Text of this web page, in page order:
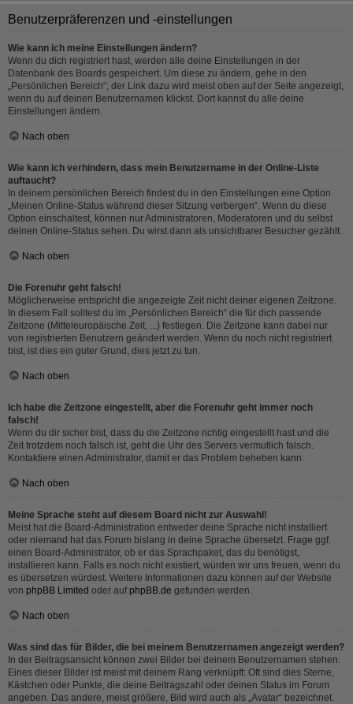
Benutzerpräferenzen und -einstellungen
Wie kann ich meine Einstellungen ändern?
Wenn du dich registriert hast, werden alle deine Einstellungen in der
Datenbank des Boards gespeichert. Um diese zu ändern, gehe in den
„Persönlichen Bereich“; der Link dazu wird meist oben auf der Seite angezeigt,
wenn du auf deinen Benutzernamen klickst. Dort kannst du alle deine
Einstellungen ändern.
Nach oben
Wie kann ich verhindern, dass mein Benutzername in der Online-Liste
auftaucht?
In deinem persönlichen Bereich findest du in den Einstellungen eine Option
„Meinen Online-Status während dieser Sitzung verbergen“. Wenn du diese
Option einschaltest, können nur Administratoren, Moderatoren und du selbst
deinen Online-Status sehen. Du wirst dann als unsichtbarer Besucher gezählt.
Nach oben
Die Forenuhr geht falsch!
Möglicherweise entspricht die angezeigte Zeit nicht deiner eigenen Zeitzone.
In diesem Fall solltest du im „Persönlichen Bereich“ die für dich passende
Zeitzone (Mitteleuropäische Zeit, ...) festlegen. Die Zeitzone kann dabei nur
von registrierten Benutzern geändert werden. Wenn du noch nicht registriert
bist, ist dies ein guter Grund, dies jetzt zu tun.
Nach oben
Ich habe die Zeitzone eingestellt, aber die Forenuhr geht immer noch
falsch!
Wenn du dir sicher bist, dass du die Zeitzone richtig eingestellt hast und die
Zeit trotzdem noch falsch ist, geht die Uhr des Servers vermutlich falsch.
Kontaktiere einen Administrator, damit er das Problem beheben kann.
Nach oben
Meine Sprache steht auf diesem Board nicht zur Auswahl!
Meist hat die Board-Administration entweder deine Sprache nicht installiert
oder niemand hat das Forum bislang in deine Sprache übersetzt. Frage ggf.
einen Board-Administrator, ob er das Sprachpaket, das du benötigst,
installieren kann. Falls es noch nicht existiert, würden wir uns freuen, wenn du
es übersetzen würdest. Weitere Informationen dazu können auf der Website
von phpBB Limited oder auf phpBB.de gefunden werden.
Nach oben
Was sind das für Bilder, die bei meinem Benutzernamen angezeigt werden?
In der Beitragsansicht können zwei Bilder bei deinem Benutzernamen stehen.
Eines dieser Bilder ist meist mit deinem Rang verknüpft: Oft sind dies Sterne,
Kästchen oder Punkte, die deine Beitragszahl oder deinen Status im Forum
angeben. Das andere, meist größere, Bild wird auch als „Avatar“ bezeichnet.